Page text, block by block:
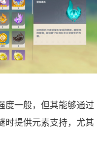
度一般，但其能够通过
时提供元素支持，尤其